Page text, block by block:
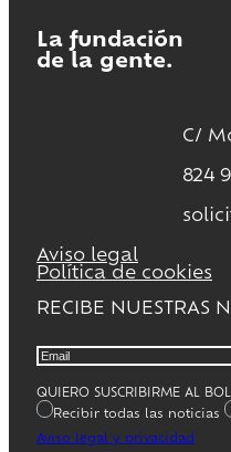
La fundación
de la gente.
C/
824
Aviso legal
Política de cookies
RECIBE NUESTRAS
QUIERO SUSCRIBIRME AL
Recibir todas las noticias
Aviso legal y privacidad